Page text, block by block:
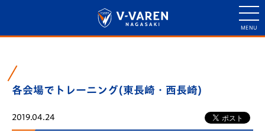
各会場でトレーニング(東長崎・西長崎)
2019.04.24